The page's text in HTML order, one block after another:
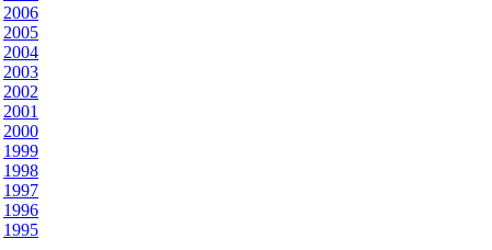
2006
2005
2004
2003
2002
2001
2000
1999
1998
1997
1996
1995